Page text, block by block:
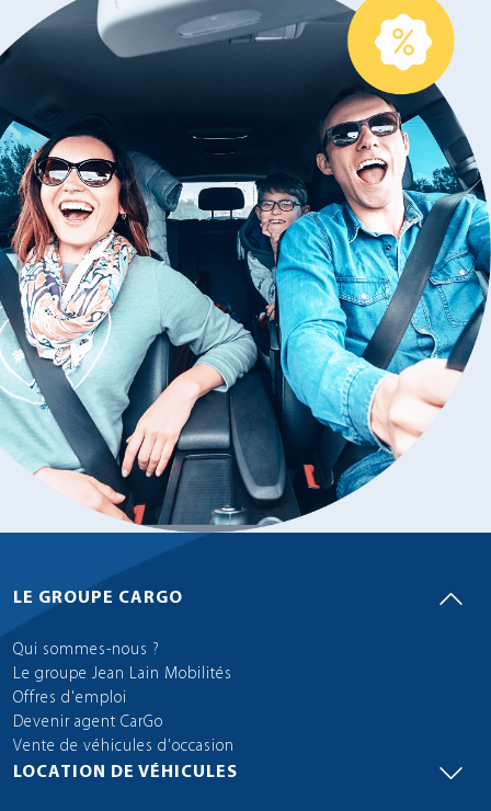
LE GROUPE CARGO
Qui sommes-nous ?
Le groupe Jean Lain Mobilités
Offres d'emploi
Devenir agent CarGo
Vente de véhicules d'occasion
LOCATION DE VÉHICULES